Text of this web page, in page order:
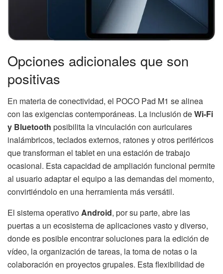
Opciones adicionales que son
positivas
En materia de conectividad, el POCO Pad M1 se alinea
con las exigencias contemporáneas. La inclusión deWi-Fi
y Bluetooth posibilita la vinculación con auriculares
inalámbricos, teclados externos, ratones y otros periféricos
que transforman el tablet en una estación de trabajo
ocasional. Esta capacidad de ampliación funcional permite
al usuario adaptar el equipo a las demandas del momento,
convirtiéndolo en una herramienta más versátil.
El sistema operativoAndroid, por su parte, abre las
puertas a un ecosistema de aplicaciones vasto y diverso,
donde es posible encontrar soluciones para la edición de
vídeo, la organización de tareas, la toma de notas o la
colaboración en proyectos grupales. Esta flexibilidad de